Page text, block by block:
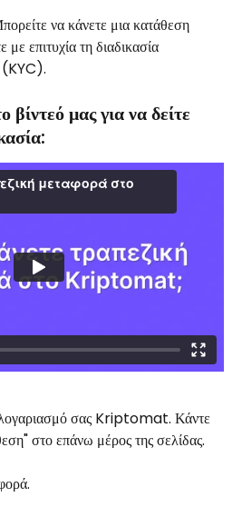
να κάνετε μια κατάθεση
επιτυχία τη διαδικασία
(KYC).
μας για να δείτε
σας Kriptomat. Κάντε
στο επάνω μέρος της σελίδας.